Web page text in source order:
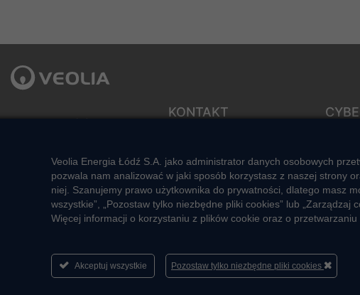
Veolia Energia Łódź S.A.
Social media:
KONTAKT
Kompleksowa obsługa Klienta:
pon. – pt. godz. 7:00 – 16:00
+48 22 658 58 58
(opłata zgodna z taryfą operatora)
e-mail: veolialodz-
ZGŁOŚ
Veolia Energia Łódź S.A. jako administrator danych osobowych
pozwala nam analizować w jaki sposób korzystasz z naszej strony
niej. Szanujemy prawo użytkownika do prywatności, dlatego masz
wszystkie”, „Pozostaw tylko niezbędne pliki cookies” lub
Więcej informacji o korzystaniu z plików cookie oraz o
Akceptuj wszystkie Pozostaw tylko niezbędne pliki cookies